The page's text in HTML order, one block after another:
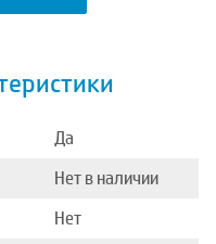
Да
Нет в наличии
Нет